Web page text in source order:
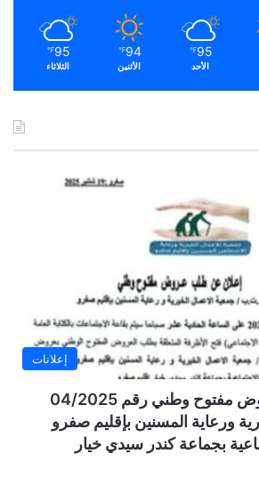
95
℉
الأحد
94
℉
الأثنين
95
℉
الثلاثاء
إعلانات
إعلان عن طلب عروض مفتوح وطني رقم 04/2025
ورعاية المسنين بإقليم صفرو
بجماعة كندر سيدي خيار